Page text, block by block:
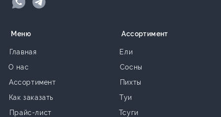
Главная
Меню
О нас
Ассортимент
Как заказать
Прайс-лист
Ели
Ассортимент
Сосны
Пихты
Туи
Тсуги